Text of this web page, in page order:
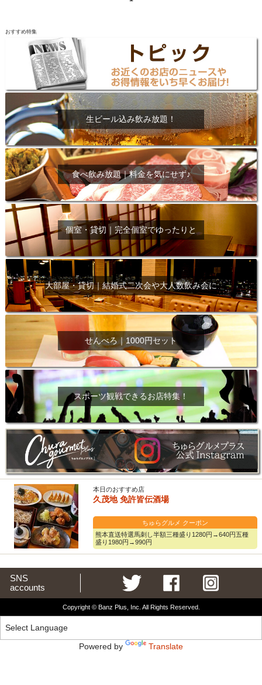
おすすめ特集
生ビール込み飲み放題！
食べ飲み放題｜料金を気にせず♪
個室・貸切｜完全個室でゆったりと
大部屋・貸切｜結婚式二次会や大人数飲み会に
せんべろ｜1000円セット
スポーツ観戦できるお店特集！
本日のおすすめ店
久茂地 免許皆伝酒場
ちゅらグルメ クーポン
熊本直送特選馬刺し半額三種盛り1280円→640円五種
盛り1980円→990円
SNS
accounts
Copyright © Banz Plus, Inc. All Rights Reserved.
Powered by Translate